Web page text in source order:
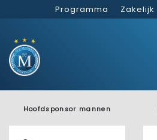
Programma Zakelijk
Hoofdsponsor mannen